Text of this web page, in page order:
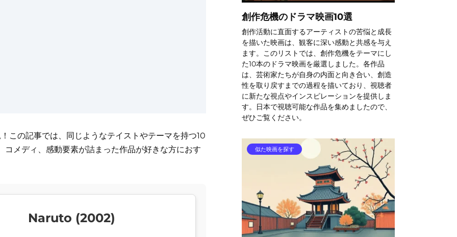
この記事では、同じようなテイストやテーマを持つ10
メディ、感動要素が詰まった作品が好きな方におす
Naruto (2002)
創作危機のドラマ映画10選
創作活動に直面するアーティストの苦悩と成長
を描いた映画は、観客に深い感動と共感を与え
ます。このリストでは、創作危機をテーマにし
た10本のドラマ映画を厳選しました。各作品
は、芸術家たちが自身の内面と向き合い、創造
性を取り戻すまでの過程を描いており、視聴者
に新たな視点やインスピレーションを提供しま
す。日本で視聴可能な作品を集めましたので、
ぜひご覧ください。
似た映画を探す